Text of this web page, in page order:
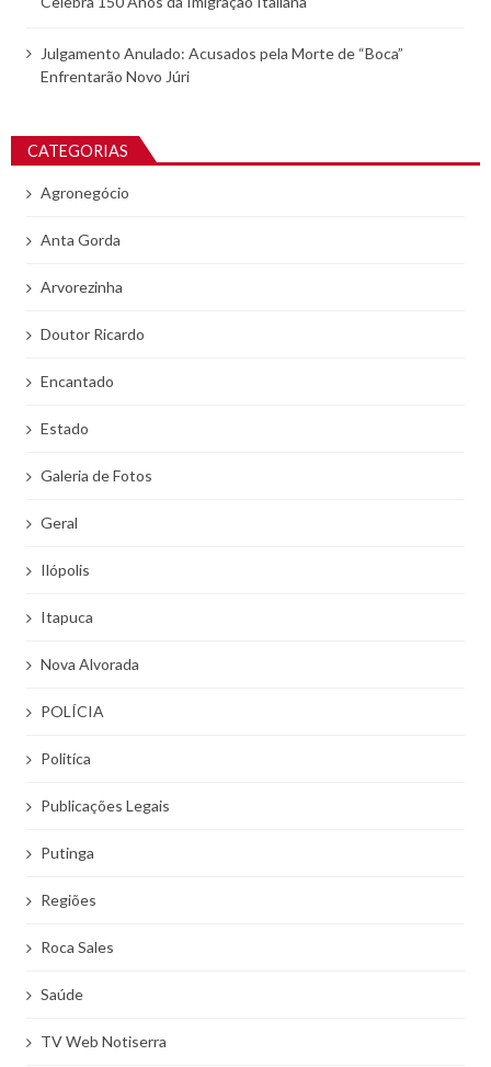
Julgamento Anulado: Acusados pela Morte de “Boca”
Enfrentarão Novo Júri
CATEGORIAS
Agronegócio
Anta Gorda
Arvorezinha
Doutor Ricardo
Encantado
Estado
Galeria de Fotos
Geral
Ilópolis
Itapuca
Nova Alvorada
POLÍCIA
Politíca
Publicações Legais
Putinga
Regiões
Roca Sales
Saúde
TV Web Notiserra